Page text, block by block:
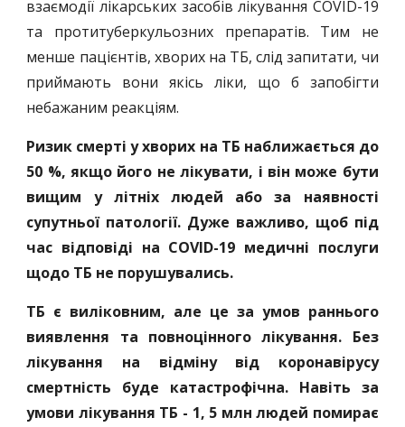
взаємодії лікарських засобів лікування COVID-19
та протитуберкульозних препаратів. Тим не
менше пацієнтів, хворих на ТБ, слід запитати, чи
приймають вони якісь ліки, що б запобігти
небажаним реакціям.
Ризик смерті у хворих на ТБ наближається до
50 %, якщо його не лікувати, і він може бути
вищим у літніх людей або за наявності
супутньої патології. Дуже важливо, щоб під
час відповіді на COVID-19 медичні послуги
щодо ТБ не порушувались.
ТБ є виліковним, але це за умов раннього
виявлення та повноцінного лікування. Без
лікування на відміну від коронавірусу
смертність буде катастрофічна. Навіть за
умови лікування ТБ - 1, 5 млн людей помирає